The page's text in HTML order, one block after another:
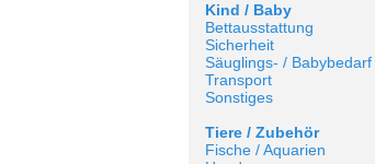
Kind / Baby
Bettausstattung
Sicherheit
Säuglings- / Babybedarf
Transport
Sonstiges
Tiere / Zubehör
Fische / Aquarien